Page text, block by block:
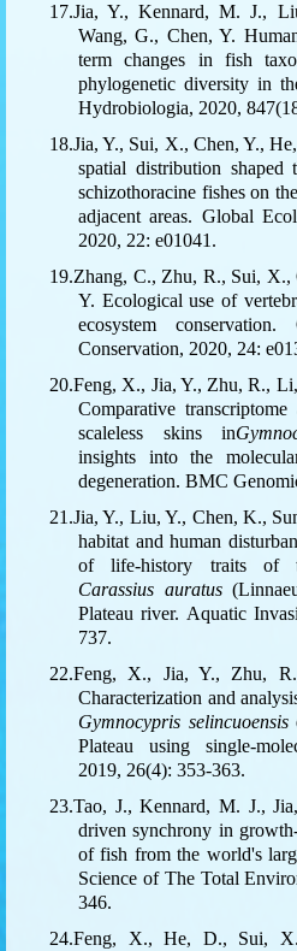
17.Jia, Y.,Kennard, M. J.,
Wang, G., Chen, Y.
term changes in fish
phylogenetic diversity in
Hydrobiologia, 2020,
18.Jia, Y., Sui, X., Chen, Y.,
spatial distribution
schizothoracine fishes on
adjacent areas. Global
2020, 22: e01041.
19.Zhang, C., Zhu, R., Sui,
Y. Ecological use of
ecosystem
Conservation, 2020, 24:
20.Feng, X., Jia, Y., Zhu, R.,
Comparative
scaleless skins in
insights into the
degeneration. BMC
21.Jia, Y., Liu, Y., Chen, K.,
habitat and human
of life-history traits of
Carassius auratus
Plateau river. Aquatic
737.
22.Feng, X., Jia, Y., Zhu,
Characterization and
Gymnocypris selincuoensis
Plateau using single-
2019, 26(4): 353-363.
23.Tao, J., Kennard, M. J.,
driven synchrony in
of fish from the world's
Science of The Total
346.
24.Feng, X., He, D., Sui,